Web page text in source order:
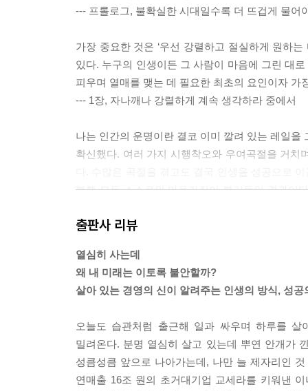
--- 프롤로그, 불확실한 시대일수록 더 뜨겁게 물어
가장 중요한 것은 ‘우선 강렬하고 절실하게 원하
있다. 누구의 인생이든 그 사람이 마음에 그린 대
피우며 열매를 맺는 데 필요한 최초의 요인이자 가
--- 1장, 자나깨나 강렬하게 계속 생각하라 중에서
나는 인간의 운명이란 결코 이미 깔려 있는 레일
확신했다. 여러 가지 시행착오와 우여곡절을 거치
불행 모두 스스로의 마음가짐이 불러들인 결과이
다.
‘인간으로서 옳은 일인가, 그른 일인가? 좋은 일
대로 경영 지침과 판단 기준으로 삼으라. 경영도
있으리라는 단순명료한 생각이었다. 그래서 나는
주었다.
--- 2장, 원리 원칙대로 생각하라 중에서
출판사 리뷰
열심히 사는데
왜 내 미래는 이토록 불안할까?
살아 있는 경영의 신이 알려주는 인생의 방식, 성공
오늘도 습관처럼 출근해 일과 싸우며 하루를
밀려온다. 분명 열심히 살고 있는데 뿌연 안개가
성큼성큼 앞으로 나아가는데, 나만 늘 제자리인
연매출 16조 원의 초거대기업 교세라를 키워낸